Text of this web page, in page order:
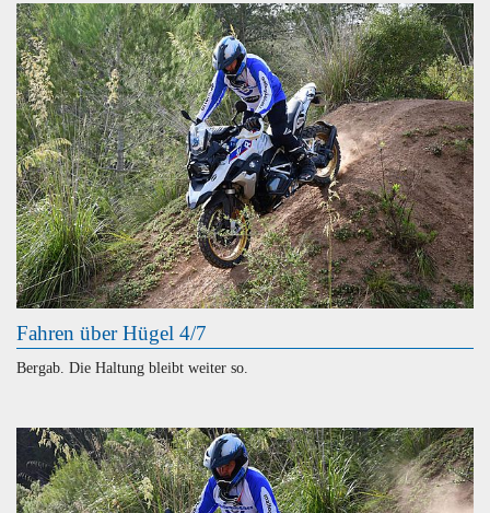
Fahren über Hügel 4/7
Bergab. Die Haltung bleibt weiter so.